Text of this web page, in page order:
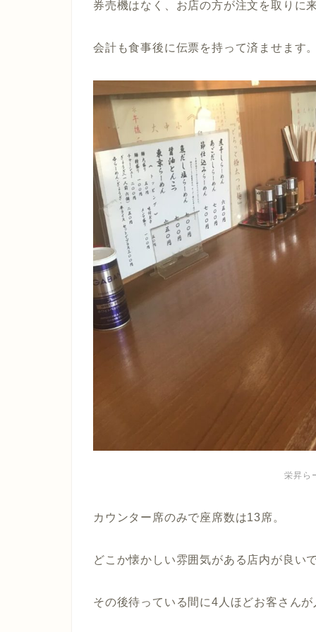
券売機はなく、お店の方が注文を取りに
会計も食事後に伝票を持って済ませます
栄昇ら
カウンター席のみで座席数は13席。
どこか懐かしい雰囲気がある店内が良い
その後待っている間に4人ほどお客さん